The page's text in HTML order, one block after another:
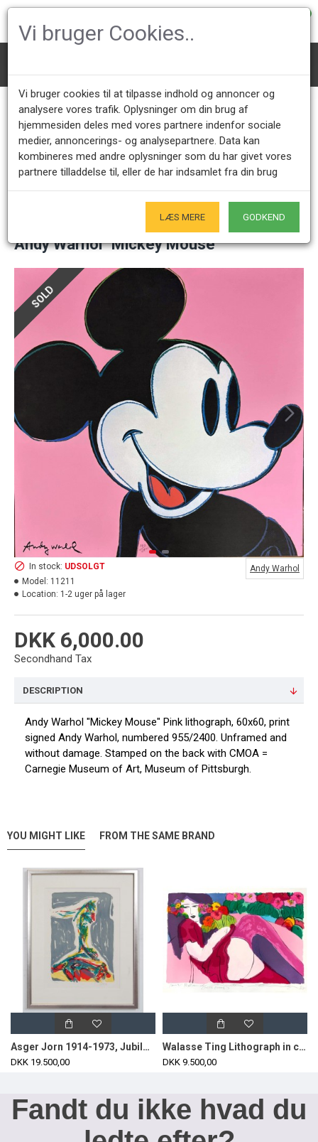
Call us +45 28491875
Mon - Fri 9.00 - 17.00
Showroom opening hours
Only by appointment - Weekdays
- of course
Andy Warhol "Mickey Mouse"
SOLD
DKK 6,000.00
Secondhand Tax
In stock: UDSOLGT
Model: 11211
Location: 1-2 uger på lager
Andy Warhol
DESCRIPTION
Andy Warhol "Mickey Mouse" Pink lithograph, 60x60, print
signed Andy Warhol, numbered 955/2400. Unframed and
without damage. Stamped on the back with CMOA =
Carnegie Museum of Art, Museum of Pittsburgh.
YOU MIGHT LIKE FROM THE SAME BRAND
Asger Jorn 1914-1973, Jubilation Larmoyennageuse, lithographic work from 1969.
DKK 19.500,00
Walasse Ting Lithograph in colors, woman.
DKK 9.500,00
Fandt du ikke hvad du
Vi bruger Cookies..
Vi bruger cookies til at tilpasse indhold og annoncer og
analysere vores trafik. Oplysninger om din brug af
hjemmesiden deles med vores partnere indenfor sociale
medier, annoncerings- og analysepartnere. Data kan
kombineres med andre oplysninger som du har givet vores
partnere tilladdelse til, eller de har indsamlet fra din brug
LÆS MERE GODKEND